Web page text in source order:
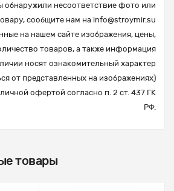
обнаружили несоответствие фото или
сообщите нам на info@stroymir.su
на нашем сайте изображения, цены,
товаров, а также информация
носят ознакомительный характер
от представленных на изображениях)
офертой согласно п. 2 ст. 437 ГК
РФ.
товары